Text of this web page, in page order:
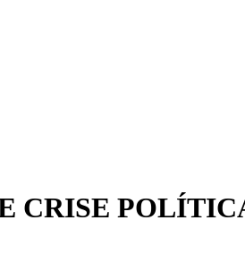
CRISE